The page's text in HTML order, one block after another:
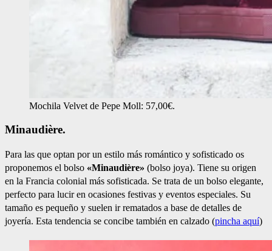
Mochila Velvet de Pepe Moll: 57,00€.
Minaudière.
Para las que optan por un estilo más romántico y sofisticado os
proponemos el bolso «Minaudière» (bolso joya). Tiene su origen
en la Francia colonial más sofisticada. Se trata de un bolso elegante,
perfecto para lucir en ocasiones festivas y eventos especiales. Su
tamaño es pequeño y suelen ir rematados a base de detalles de
joyería. Esta tendencia se concibe también en calzado (pincha aquí)